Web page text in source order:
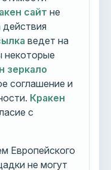
сайт не
действия
ведет на
некоторые
зеркало
соглашение и
Кракен
с
Европейского
не могут